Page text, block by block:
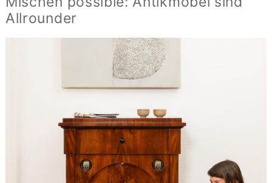
Allrounder